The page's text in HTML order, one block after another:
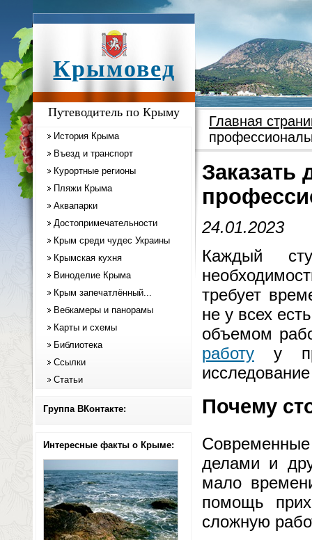
Крымовед
Путеводитель по Крыму
История Крыма
Въезд и транспорт
Курортные регионы
Пляжи Крыма
Аквапарки
Достопримечательности
Крым среди чудес Украины
Крымская кухня
Виноделие Крыма
Крым запечатлённый...
Вебкамеры и панорамы
Карты и схемы
Библиотека
Ссылки
Статьи
Группа ВКонтакте:
Интересные факты о Крыме:
Главная
Заказать
24.01.2023
Каждый
требует
не у всех
объемом
работу у
Почему
делами и
мало
помощь
сложную